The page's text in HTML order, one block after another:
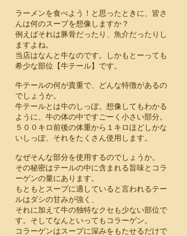
ラーメンを食べよう！と思ったときに、皆さ
んは何のスープを想像しますか？
例えばそれは豚骨だったり、魚介だったりし
ますよね。
当店はなんと牛なのです。しかもとーっても
希少な部位【牛テール】です。
牛テールの何が貴重で、どんな特徴があるの
でしょうか。
牛テールとは牛のしっぽ。想像してもわかる
ように、牛の体の中ですごーく小さい部分。
５００キロ前後の体重から１キロほどしかな
いしっぽ、それをたくさん使用します。
なぜそんな部分を使用するのでしょうか。
その秘密はテールの中に含まれる旨味とコラ
ーゲンの量にあります。
もともとスープに適していると言われるテー
ルはダシの甘みが強く、
それに加えて牛の独特なクセも少ない部位で
す。そしてなんといってもコラーゲン。
コラーゲンはスープに深みをもたせるだけで